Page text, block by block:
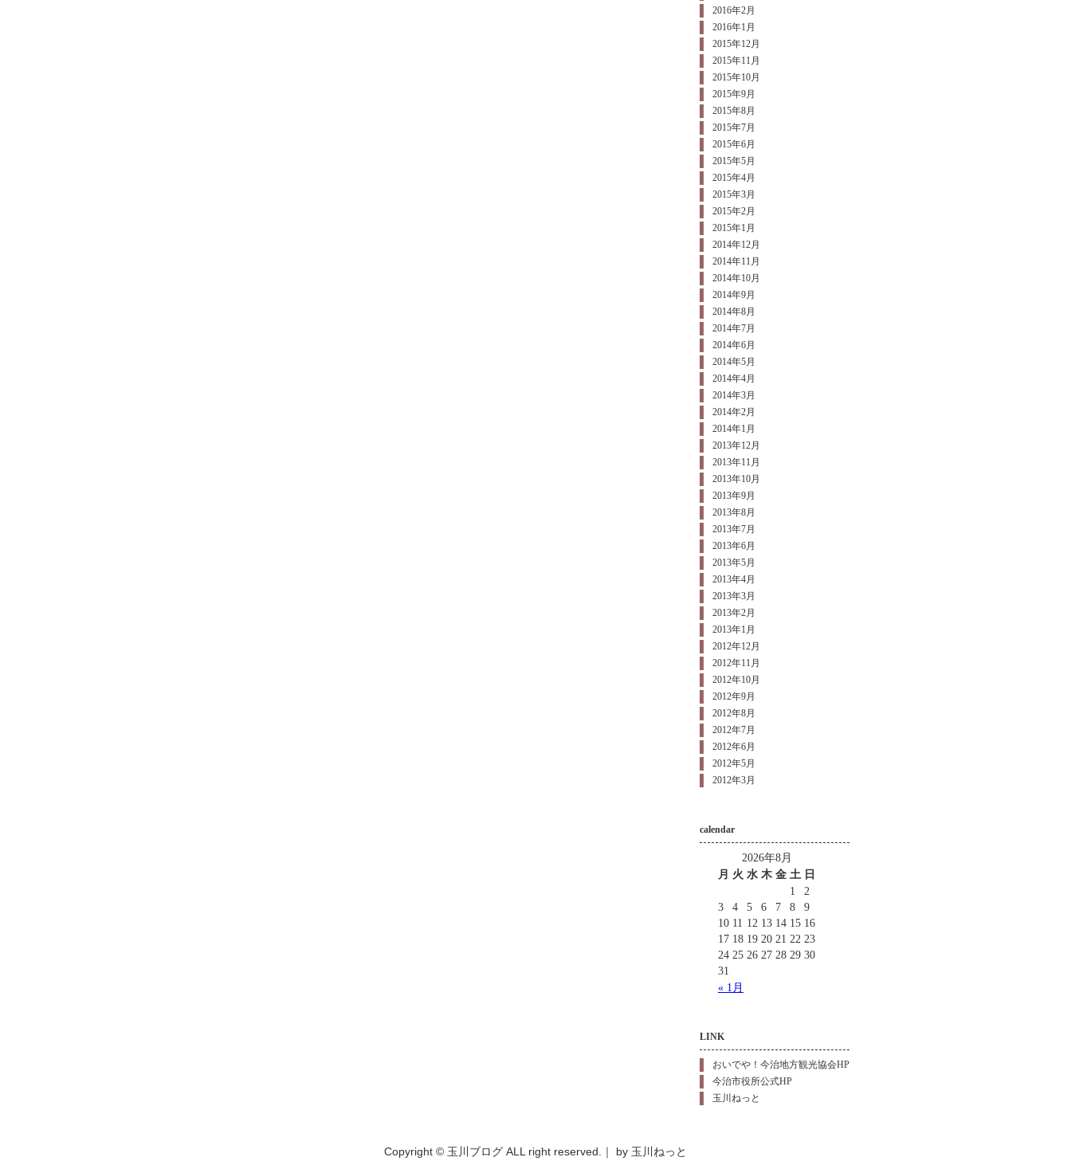
2016年2月
2016年1月
2015年12月
2015年11月
2015年10月
2015年9月
2015年8月
2015年7月
2015年6月
2015年5月
2015年4月
2015年3月
2015年2月
2015年1月
2014年12月
2014年11月
2014年10月
2014年9月
2014年8月
2014年7月
2014年6月
2014年5月
2014年4月
2014年3月
2014年2月
2014年1月
2013年12月
2013年11月
2013年10月
2013年9月
2013年8月
2013年7月
2013年6月
2013年5月
2013年4月
2013年3月
2013年2月
2013年1月
2012年12月
2012年11月
2012年10月
2012年9月
2012年8月
2012年7月
2012年6月
2012年5月
2012年3月
calendar
2026年8月
月 火 水 木 金 土 日
« 1月
1
2
3
4 5 6 7 8
9
10 11 12 13 14 15 16
17 18 19 20 21 22 23
24 25 26 27 28 29 30
31
LINK
おいでや！今治地方観光協会HP
今治市役所公式HP
玉川ねっと
Copyright © 玉川ブログ ALL right reserved.｜ by 玉川ねっと